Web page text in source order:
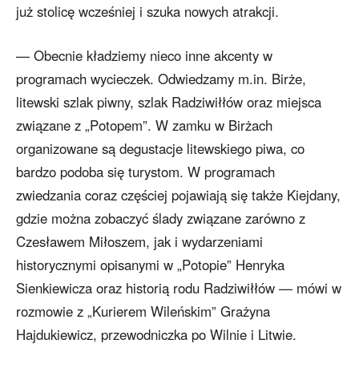
już stolicę wcześniej i szuka nowych atrakcji.
— Obecnie kładziemy nieco inne akcenty w
programach wycieczek. Odwiedzamy m.in. Birże,
litewski szlak piwny, szlak Radziwiłłów oraz miejsca
związane z „Potopem”. W zamku w Birżach
organizowane są degustacje litewskiego piwa, co
bardzo podoba się turystom. W programach
zwiedzania coraz częściej pojawiają się także Kiejdany,
gdzie można zobaczyć ślady związane zarówno z
Czesławem Miłoszem, jak i wydarzeniami
historycznymi opisanymi w „Potopie” Henryka
Sienkiewicza oraz historią rodu Radziwiłłów — mówi w
rozmowie z „Kurierem Wileńskim” Grażyna
Hajdukiewicz, przewodniczka po Wilnie i Litwie.